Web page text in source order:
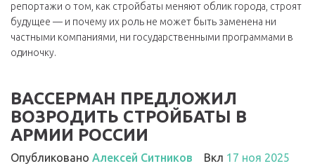
репортажи о том, как стройбаты меняют облик города, строят
будущее — и почему их роль не может быть заменена ни
частными компаниями, ни государственными программами в
одиночку.
ВАССЕРМАН ПРЕДЛОЖИЛ
ВОЗРОДИТЬ СТРОЙБАТЫ В
АРМИИ РОССИИ
Опубликовано Алексей Ситников Вкл 17 ноя 2025